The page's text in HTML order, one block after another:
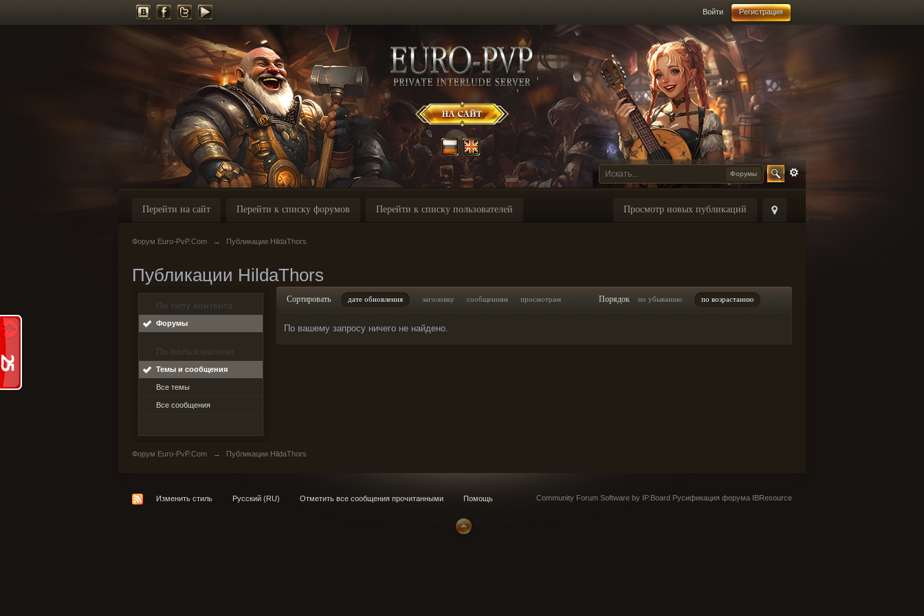
Войти Регистрация
Форумы
Просмотр новых публикаций
Перейти на сайт Перейти к списку форумов Перейти к списку пользователей
Форум Euro-PvP.Com → Публикации HildaThors
Публикации HildaThors
По типу контента
Форумы
По пользователю
Темы и сообщения
Все темы
Все сообщения
Сортировать дате обновления заголовку сообщениям просмотрам Порядок по убыванию по возрастанию
По вашему запросу ничего не найдено.
Форум Euro-PvP.Com → Публикации HildaThors
Изменить стиль Русский (RU) Отметить все сообщения прочитанными Помощь Community Forum Software by IP.Board Русификация форума IBResource